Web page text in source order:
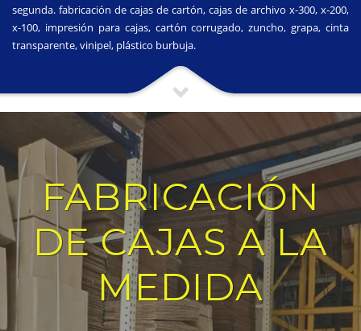
segunda. fabricación de cajas de cartón, cajas de archivo x-300, x-200,
x-100, impresión para cajas, cartón corrugado, zuncho, grapa, cinta
transparente, vinipel, plástico burbuja.
FABRICACIÓN
DE CAJAS A LA
MEDIDA